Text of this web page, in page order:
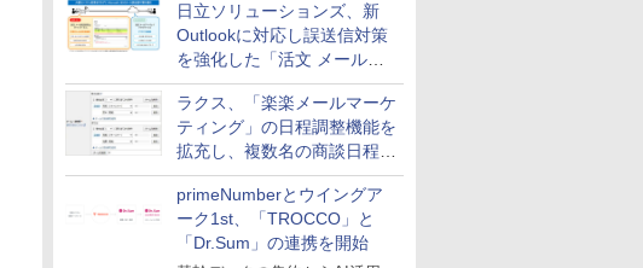
日立ソリューションズ、新
Outlookに対応し誤送信対策
を強化した「活文 メール誤
送信防止アドインサービス」
を提供
ラクス、「楽楽メールマーケ
ティング」の日程調整機能を
拡充し、複数名の商談日程調
整を効率化
primeNumberとウイングア
ーク1st、「TROCCO」と
「Dr.Sum」の連携を開始